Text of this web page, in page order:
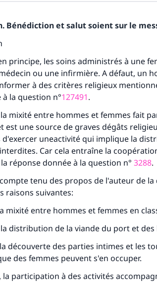
Bénédiction et salut soient sur le
principe, les soins administrés à une
ou une infirmière. A défaut, un
à des critères religieux
la question n°127491.
mixité entre hommes et femmes fait
est une source de graves dégâts
d'exercer uneactivité qui implique la
Car cela entraîne la
réponse donnée à la question n° 3288.
tenu des propos de l'auteur de
raisons suivantes:
mixité entre hommes et femmes en
distribution de la viande du port et
découverte des parties intimes et les
des femmes peuvent s'en occuper.
participation à des activités
une différence dans la vie
grâce à votre
Aidez nous à apporter des
Le Messager d'Allah (Paix sur lui)
qui indique une bonne action obtient la
que celui qui le fait."
(MOUSLIM 1893)
Soutenez IslamQA